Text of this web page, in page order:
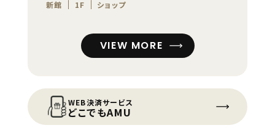
新館 1F ショップ
VIEW MORE
WEB決済サービス
どこでもAMU